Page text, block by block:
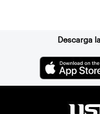
Descarga